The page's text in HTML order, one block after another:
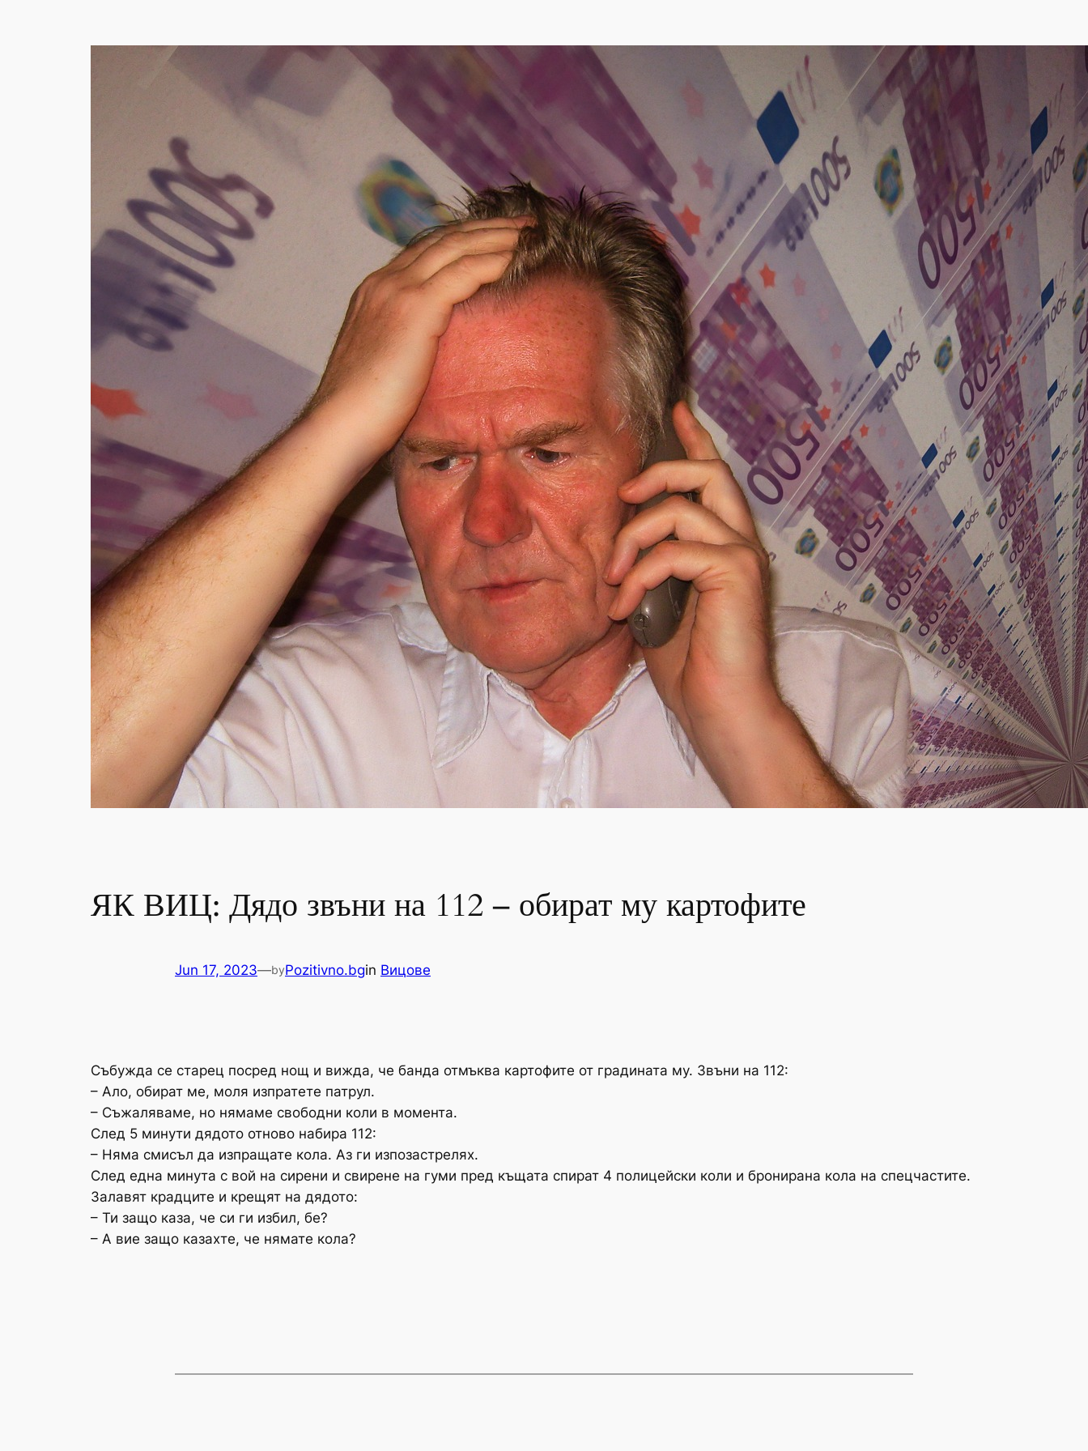
ЯК ВИЦ: Дядо звъни на 112 – обират му картофите
Jun 17, 2023—byPozitivno.bgin Вицове
Събужда се старец посред нощ и вижда, че банда отмъква картофите от градината му. Звъни на 112:
– Ало, обират ме, моля изпратете патрул.
– Съжаляваме, но нямаме свободни коли в момента.
След 5 минути дядото отново набира 112:
– Няма смисъл да изпращате кола. Аз ги изпозастрелях.
След една минута с вой на сирени и свирене на гуми пред къщата спират 4 полицейски коли и бронирана кола на спецчастите.
Залавят крадците и крещят на дядото:
– Ти защо каза, че си ги избил, бе?
– А вие защо казахте, че нямате кола?